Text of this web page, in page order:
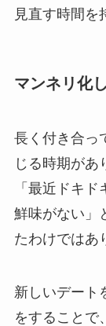
見直す時間を
マンネリ化
長く付き合っ
じる時期があ
「最近ドキ
鮮味がない」
たわけではあ
新しいデート
をすることで